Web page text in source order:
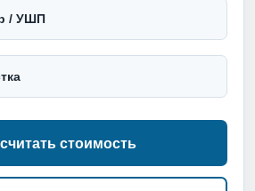
/ УШП
стоимость